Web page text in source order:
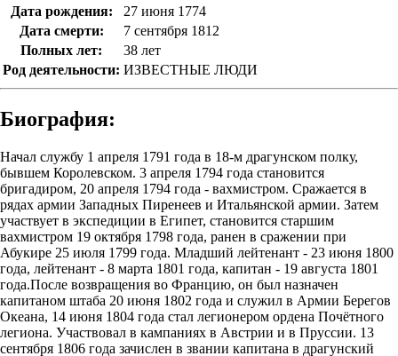
Дата рождения:
27 июня 1774
Дата смерти:
7 сентября 1812
Полных лет:
38 лет
Род деятельности: ИЗВЕСТНЫЕ ЛЮДИ
Биография:
Начал службу 1 апреля 1791 года в 18-м драгунском полку,
бывшем Королевском. 3 апреля 1794 года становится
бригадиром, 20 апреля 1794 года - вахмистром. Сражается в
рядах армии Западных Пиренеев и Итальянской армии. Затем
участвует в экспедиции в Египет, становится старшим
вахмистром 19 октября 1798 года, ранен в сражении при
Абукире 25 июля 1799 года. Младший лейтенант - 23 июня 1800
года, лейтенант - 8 марта 1801 года, капитан - 19 августа 1801
года.После возвращения во Францию, он был назначен
капитаном штаба 20 июня 1802 года и служил в Армии Берегов
Океана, 14 июня 1804 года стал легионером ордена Почётного
легиона. Участвовал в кампаниях в Австрии и в Пруссии. 13
сентября 1806 года зачислен в звании капитана в драгунский